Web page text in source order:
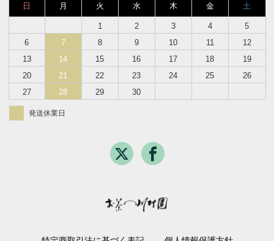
日 月 火 水 木 金 土
1 2 3 4
5
6
7 8 9 10 11
12
13
14 15 16 17 18
19
20
21 22 23 24 25
26
27
28 29 30
発送休業日